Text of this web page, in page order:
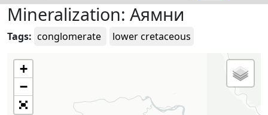
Mineralization: Аямни
Tags: conglomerate lower cretaceous
+
−